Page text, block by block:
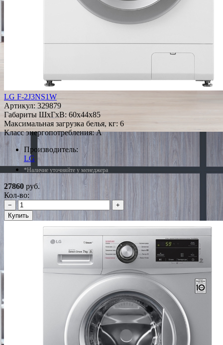
LG F-2J3NS1W
Артикул: 329879
Габариты ШxГxВ: 60x44x85
Максимальная загрузка белья, кг: 6
Класс энергопотребления: A
Производитель:
LG
*Наличие уточняйте у менеджера
27860 руб.
Кол-во:
−
+
Купить